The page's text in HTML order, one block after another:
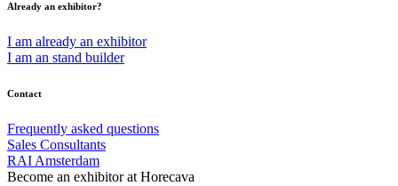
Already an exhibitor?
I am already an exhibitor
I am an stand builder
Contact
Frequently asked questions
Sales Consultants
RAI Amsterdam
Become an exhibitor at Horecava